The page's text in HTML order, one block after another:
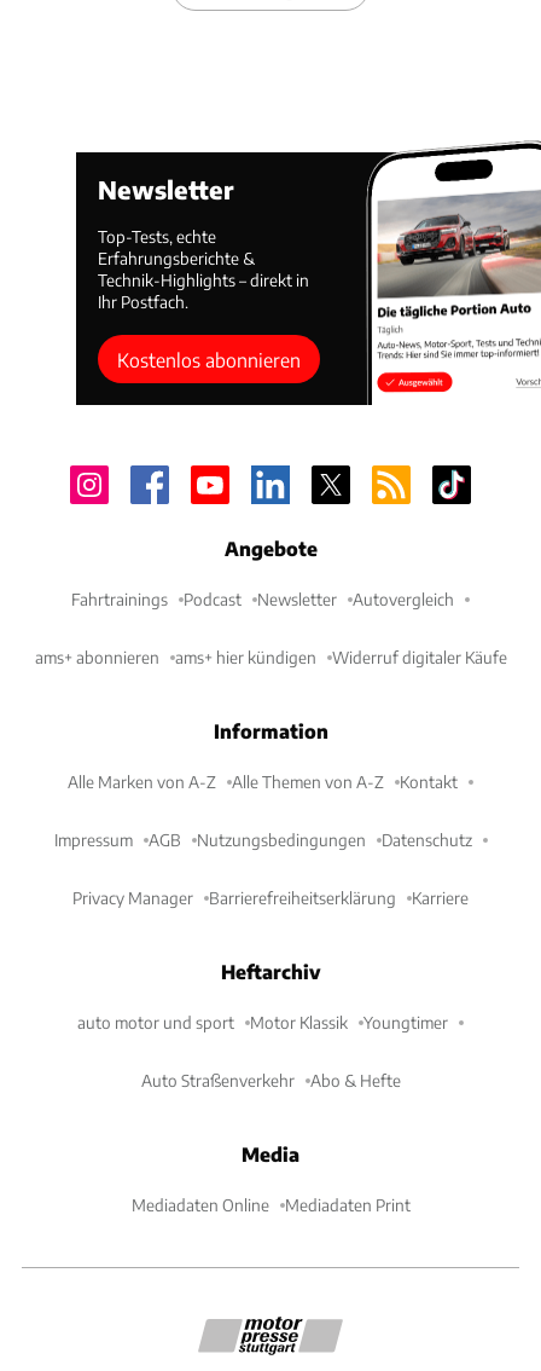
Newsletter
Top-Tests, echte
Erfahrungsberichte &
Technik-Highlights – direkt in
Ihr Postfach.
Kostenlos abonnieren
Angebote
Fahrtrainings Podcast Newsletter Autovergleich
ams+ abonnieren ams+ hier kündigen Widerruf digitaler Käufe
Information
Alle Marken von A-Z Alle Themen von A-Z Kontakt
Impressum AGB Nutzungsbedingungen Datenschutz
Privacy Manager Barrierefreiheitserklärung Karriere
Heftarchiv
auto motor und sport Motor Klassik Youngtimer
Auto Straßenverkehr Abo & Hefte
Media
Mediadaten Online Mediadaten Print